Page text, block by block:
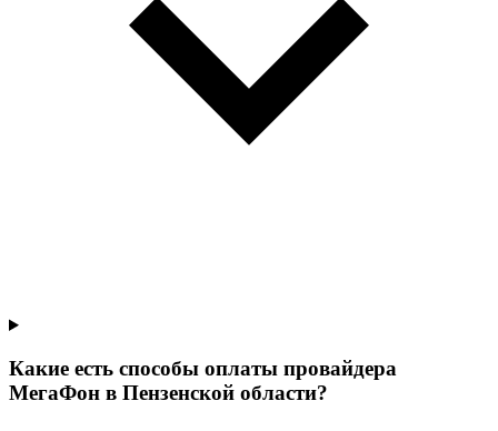
Какие есть способы оплаты провайдера
МегаФон в Пензенской области?